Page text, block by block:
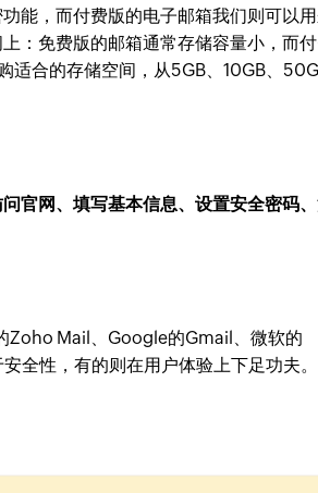
能，而付费版的电子邮箱我们则可以
：免费版的邮箱通常存储容量小，而
适合的存储空间，从5GB、10GB、
官网、填写基本信息、设置安全密码
Zoho Mail、Google的Gmail、微软的
全性，有的则在用户体验上下足功夫